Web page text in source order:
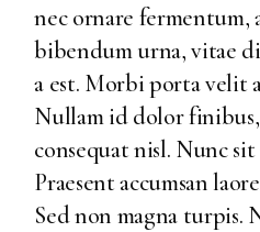
nec ornare fermentum,
bibendum urna, vitae
a est. Morbi porta velit
Nullam id dolor
consequat nisl. Nunc sit
Praesent accumsan
Sed non magna turpis.